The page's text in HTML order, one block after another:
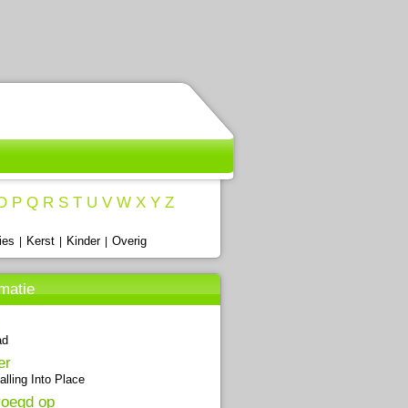
P Q R S T U V W X Y Z
Kerst Kinder| Overig
Into Place
op